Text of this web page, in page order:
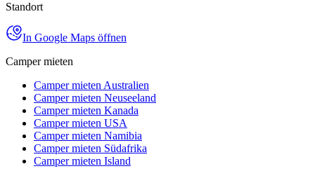
Standort
In Google Maps öffnen
Camper mieten
Camper mieten Australien
Camper mieten Neuseeland
Camper mieten Kanada
Camper mieten USA
Camper mieten Namibia
Camper mieten Südafrika
Camper mieten Island